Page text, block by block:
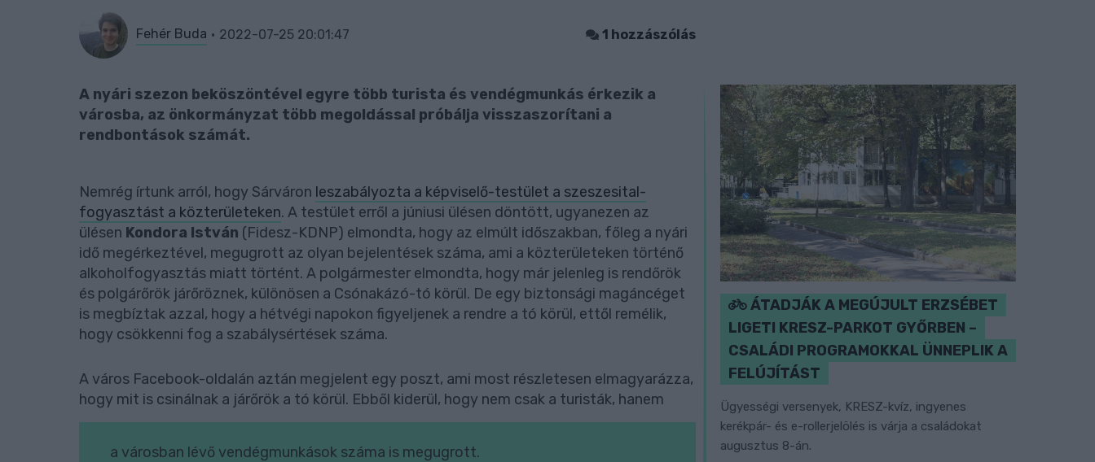
Fehér Buda 2022-07-25 20:01:47 1 hozzászólás
A nyári szezon beköszöntével egyre több turista és vendégmunkás érkezik a
városba, az önkormányzat több megoldással próbálja visszaszorítani a
rendbontások számát.
Nemrég írtunk arról, hogy Sárváron leszabályozta a képviselő-testület a szeszesital-
fogyasztást a közterületeken. A testület erről a júniusi ülésen döntött, ugyanezen az
ülésen Kondora István (Fidesz-KDNP) elmondta, hogy az elmúlt időszakban, főleg a nyári
idő megérkeztével, megugrott az olyan bejelentések száma, ami a közterületeken történő
alkoholfogyasztás miatt történt. A polgármester elmondta, hogy már jelenleg is rendőrök
és polgárőrök járőröznek, különösen a Csónakázó-tó körül. De egy biztonsági magáncéget
is megbíztak azzal, hogy a hétvégi napokon figyeljenek a rendre a tó körül, ettől remélik,
hogy csökkenni fog a szabálysértések száma.
A város Facebook-oldalán aztán megjelent egy poszt, ami most részletesen elmagyarázza,
hogy mit is csinálnak a járőrök a tó körül. Ebből kiderül, hogy nem csak a turisták, hanem
a városban lévő vendégmunkások száma is megugrott.
ÁTADJÁK A MEGÚJULT ERZSÉBET
LIGETI KRESZ-PARKOT GYŐRBEN –
CSALÁDI PROGRAMOKKAL ÜNNEPLIK A
FELÚJÍTÁST
Ügyességi versenyek, KRESZ-kvíz, ingyenes
kerékpár- és e-rollerjelölés is várja a családokat
augusztus 8-án.